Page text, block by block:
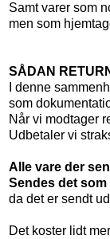
Samt varer som
men som
SÅDAN
I denne
som
Når vi modtager
Udbetaler vi
Alle vare der
Sendes det
da det er sendt
Det koster lidt